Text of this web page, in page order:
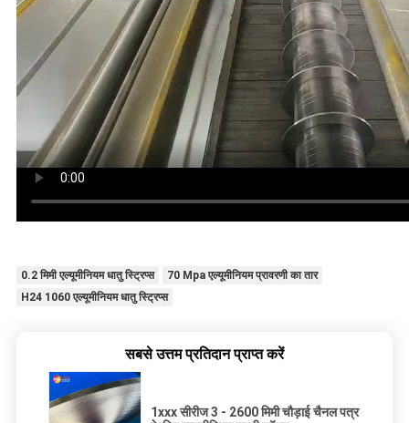
0.2 मिमी एल्यूमीनियम धातु स्ट्रिप्स
70 Mpa एल्यूमीनियम प्रावरणी का तार
H24 1060 एल्यूमीनियम धातु स्ट्रिप्स
सबसे उत्तम प्रतिदान प्राप्त करें
1xxx सीरीज 3 - 2600 मिमी चौड़ाई चैनल पत्र